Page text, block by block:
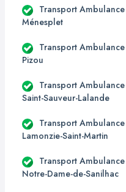
Transport Ambulance
Ménesplet
Transport
Pizou
Transport Ambulance
Saint-Sauveur-Lalande
Transport Ambulance
Lamonzie-Saint-Martin
Transport Ambulance
Notre-Dame-de-Sanilhac